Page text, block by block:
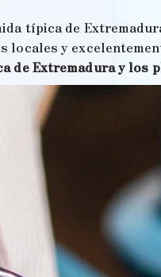
típica de
y
de Extremadura y